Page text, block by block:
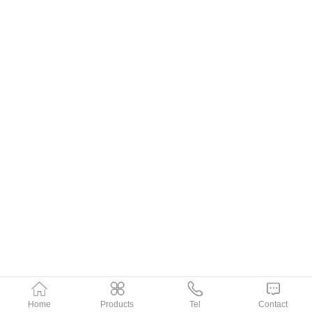
Home Products Tel Contact